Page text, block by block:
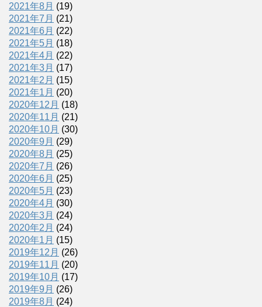
2021年8月 (19)
2021年7月 (21)
2021年6月 (22)
2021年5月 (18)
2021年4月 (22)
2021年3月 (17)
2021年2月 (15)
2021年1月 (20)
2020年12月 (18)
2020年11月 (21)
2020年10月 (30)
2020年9月 (29)
2020年8月 (25)
2020年7月 (26)
2020年6月 (25)
2020年5月 (23)
2020年4月 (30)
2020年3月 (24)
2020年2月 (24)
2020年1月 (15)
2019年12月 (26)
2019年11月 (20)
2019年10月 (17)
2019年9月 (26)
2019年8月 (24)